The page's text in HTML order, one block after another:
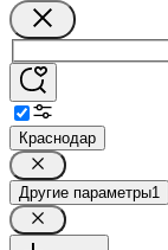
Краснодар
Другие параметры1